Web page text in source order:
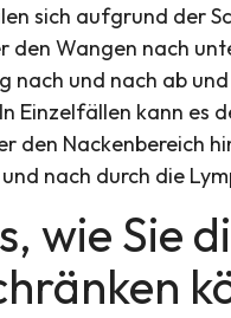
sich aufgrund der
den Wangen nach
nach und nach ab
Einzelfällen kann es
den Nackenbereich
nach durch die
wie Sie